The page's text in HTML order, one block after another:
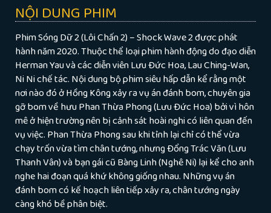
NỘI DUNG PHIM
Phim Sóng Dữ 2 (Lôi Chấn 2) – Shock Wave 2 được phát
hành năm 2020. Thuộc thể loại phim hành động do đạo diễn
Herman Yau và các diễn viên Lưu Đức Hoa, Lau Ching-Wan,
Ni Ni chế tác. Nội dung bộ phim siêu hấp dẫn kể rằng một
nơi nào đó ở Hồng Kông xảy ra vụ án đánh bom, chuyên gia
gỡ bom về hưu Phan Thừa Phong (Lưu Đức Hoa) bởi vì hôn
mê ở hiện trường nên bị cảnh sát hoài nghi có liên quan đến
vụ việc. Phan Thừa Phong sau khi tỉnh lại chỉ có thể vừa
chạy trốn vừa tìm chân tướng, nhưng Đổng Trác Văn (Lưu
Thanh Vân) và bạn gái cũ Bàng Linh (Nghê Ni) lại kể cho anh
nghe hai đoạn quá khứ không giống nhau. Những vụ án
đánh bom có kế hoạch liên tiếp xảy ra, chân tướng ngày
càng khó bề phân biệt.